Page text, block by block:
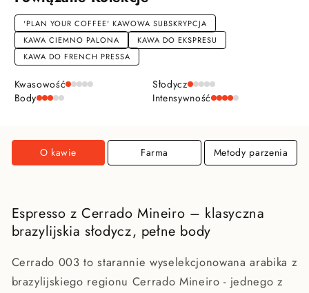
'PLAN YOUR COFFEE' KAWOWA SUBSKRYPCJA
KAWA CIEMNO PALONA
KAWA DO EKSPRESU
KAWA DO FRENCH PRESSA
Kwasowość
Słodycz
Body
Intensywność
O kawie Farma Metody parzenia
Espresso z Cerrado Mineiro – klasyczna
brazylijskia słodycz, pełne body
Cerrado 003 to starannie wyselekcjonowana arabika z
brazylijskiego regionu Cerrado Mineiro - jednego z